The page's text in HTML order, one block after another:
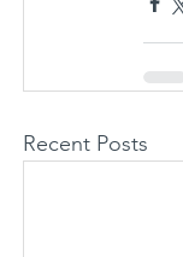
Recent Posts